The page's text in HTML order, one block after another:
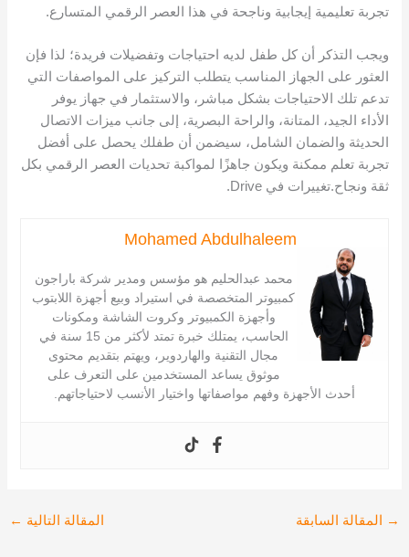
تجربة تعليمية إيجابية وناجحة في هذا العصر الرقمي المتسارع.
ويجب التذكر أن كل طفل لديه احتياجات وتفضيلات فريدة؛ لذا فإن
العثور على الجهاز المناسب يتطلب التركيز على المواصفات التي
تدعم تلك الاحتياجات بشكل مباشر، والاستثمار في جهاز يوفر
الأداء الجيد، المتانة، والراحة البصرية، إلى جانب ميزات الاتصال
الحديثة والضمان الشامل، سيضمن أن طفلك يحصل على أفضل
تجربة تعلم ممكنة ويكون جاهزًا لمواكبة تحديات العصر الرقمي بكل
ثقة ونجاح.تغييرات في Drive.
Mohamed Abdulhaleem
محمد عبدالحليم هو مؤسس ومدير شركة باراجون
كمبيوتر المتخصصة في استيراد وبيع أجهزة اللابتوب
وأجهزة الكمبيوتر وكروت الشاشة ومكونات
الحاسب، يمتلك خبرة تمتد لأكثر من 15 سنة في
مجال التقنية والهاردوير، ويهتم بتقديم محتوى
موثوق يساعد المستخدمين على التعرف على
أحدث الأجهزة وفهم مواصفاتها واختيار الأنسب لاحتياجاتهم.
→ المقالة السابقة المقالة التالية ←